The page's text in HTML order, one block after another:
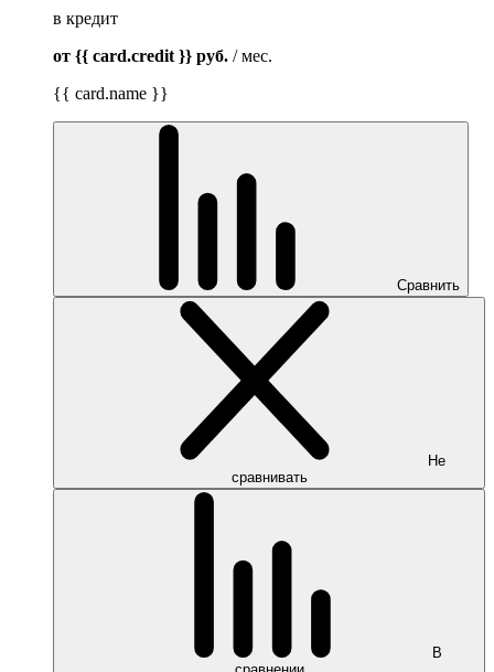
в кредит
от {{ card.credit }} руб. / мес.
{{ card.name }}
Сравнить
Не
сравнивать
В